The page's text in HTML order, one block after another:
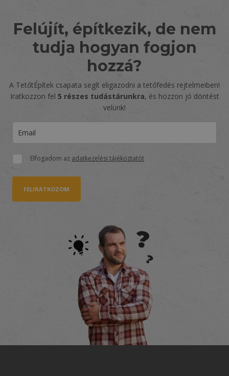
Felújít, építkezik, de nem
tudja hogyan fogjon
hozzá?
A TetőtÉpítek csapata segít eligazodni a tetőfedés rejtelmeiben!
Iratkozzon fel 5 részes tudástárunkra, és hozzon jó döntést
velünk!
Elfogadom az adatkezelési tájékoztatót
FELIRATKOZOM